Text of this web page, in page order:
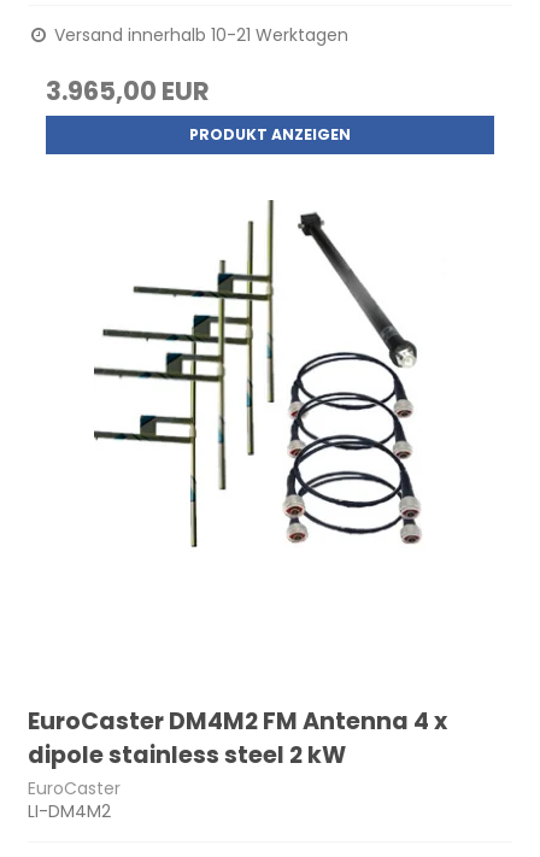
Versand innerhalb 10-21 Werktagen
3.965,00 EUR
PRODUKT ANZEIGEN
EuroCaster DM4M2 FM Antenna 4 x
dipole stainless steel 2 kW
EuroCaster
LI-DM4M2